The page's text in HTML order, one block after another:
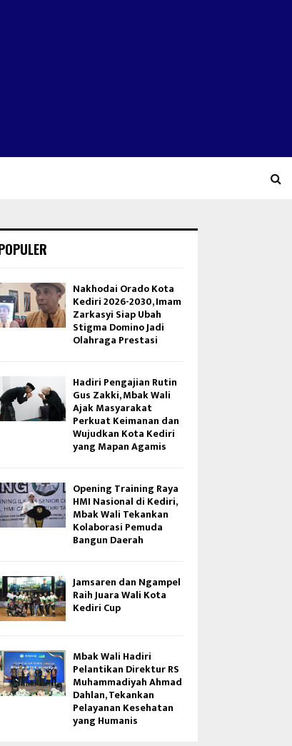
Nakhodai Orado Kota
Kediri 2026-2030, Imam
Zarkasyi Siap Ubah
Stigma Domino Jadi
Olahraga Prestasi
Hadiri Pengajian Rutin
Gus Zakki, Mbak Wali
Ajak Masyarakat
Perkuat Keimanan dan
Wujudkan Kota Kediri
yang Mapan Agamis
Opening Training Raya
HMI Nasional di Kediri,
Mbak Wali Tekankan
Kolaborasi Pemuda
Bangun Daerah
Jamsaren dan Ngampel
Raih Juara Wali Kota
Kediri Cup
Mbak Wali Hadiri
Pelantikan Direktur RS
Muhammadiyah Ahmad
Dahlan, Tekankan
Pelayanan Kesehatan
yang Humanis